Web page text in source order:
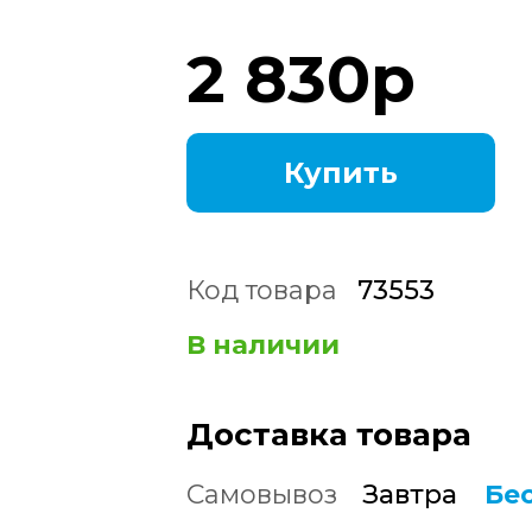
2 830р
Купить
Код товара
73553
В наличии
Доставка товара
Самовывоз Завтра